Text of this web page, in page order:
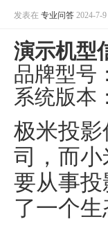
发表在 专业问答 2024-7-
演示机型
品牌型号
系统版本
极米投
司，而
要从事
了一个生